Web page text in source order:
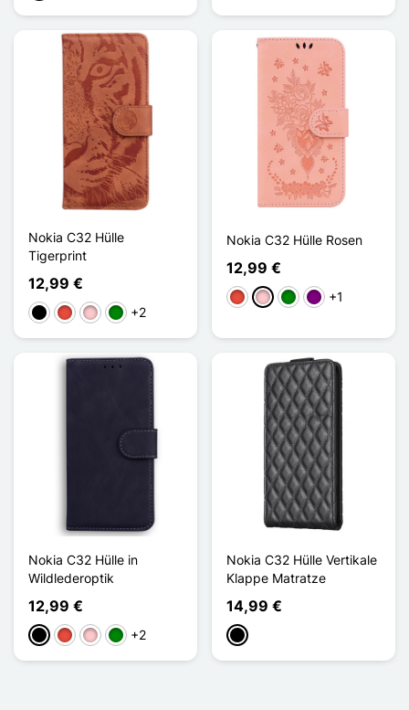
Nokia C32 Hülle
Tigerprint
12,99 €
Schwarz
Rot PinkGrün+2
Nokia C32 Hülle Rosen
12,99 €
Rot PinkGrünViolett
+1
Nokia C32 Hülle in
Wildlederoptik
12,99 €
Schwarz
Rot PinkGrün+2
Nokia C32 Hülle Vertikale
Klappe Matratze
14,99 €
Schwarz